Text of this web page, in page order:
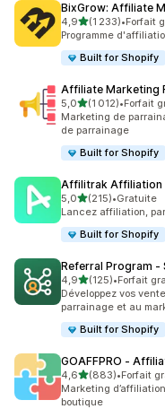
BixGrow: Affiliate
4,9étoile(s) sur 5
(1 233)
1233 avis au total
•Forfait
Programme
Built for Shopify
Affiliate Marketing
5,0étoile(s) sur 5
(1 012)
1012 avis au total
•Forfait
Marketing de
de parrainage
Built for Shopify
Affilitrak Affiliation
5,0étoile(s) sur 5
(215)
215 avis au total
•Gratuite
Lancez affiliation,
Built for Shopify
Referral Program ‑
4,9étoile(s) sur 5
(125)
125 avis au total
•Forfait
Développez vos
parrainage et au
Built for Shopify
GOAFFPRO ‑
4,6étoile(s) sur 5
(883)
883 avis au total
•Forfait
Marketing
boutique